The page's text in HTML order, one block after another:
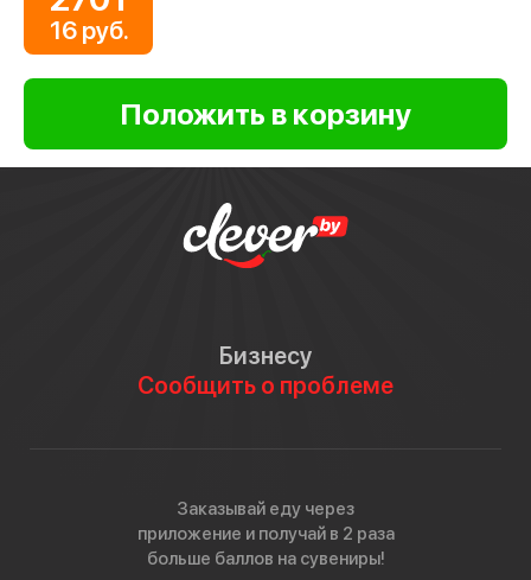
16 руб.
Бизнесу
Сообщить о проблеме
Заказывай еду через
приложение и получай в 2 раза
больше баллов на сувениры!